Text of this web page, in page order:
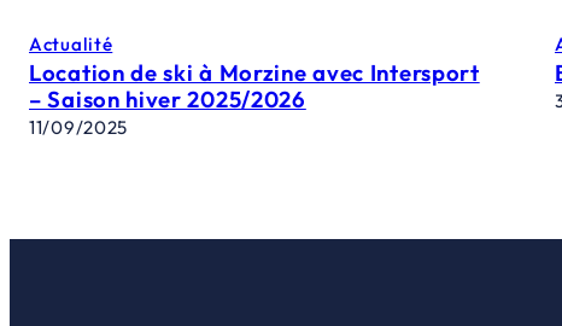
Actualité
Location de ski à Morzine avec Intersport
– Saison hiver 2025/2026
11/09/2025